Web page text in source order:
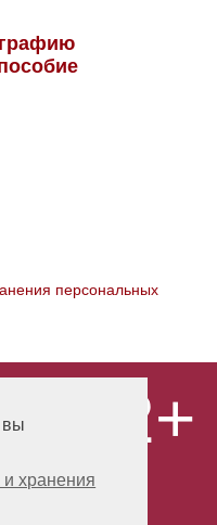
вы
и хранения
персональных
12+